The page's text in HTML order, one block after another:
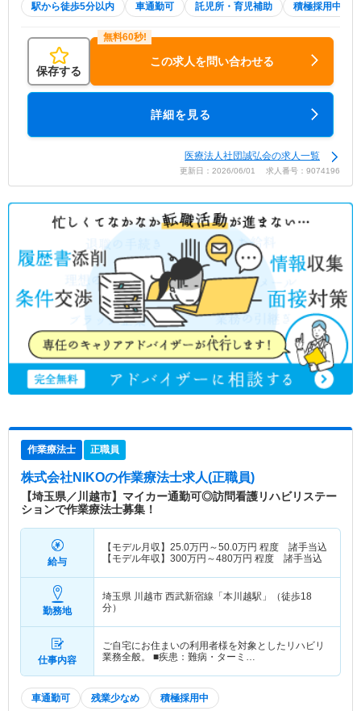
駅から徒歩5分以内 車通勤可 託児所・育児補助 積極採用中
保存する
この求人を問い合わせる
詳細を見る
医療法人社団誠弘会の求人一覧
更新日：2026/06/01 求人番号：9074196
作業療法士 正職員
株式会社NIKOの作業療法士求人(正職員)
【埼玉県／川越市】マイカー通勤可◎訪問看護リハビリステー
ションで作業療法士募集！
給与
【モデル月収】 25.0万円～50.0万円 程度 諸手当込
【モデル年収】 300万円～480万円 程度 諸手当込
勤務地
埼玉県 川越市 西武新宿線「本川越駅」（徒歩18
分）
仕事内容
ご自宅にお住まいの利用者様を対象としたリハビリ
業務全般。 ■疾患：難病・ターミ…
車通勤可 残業少なめ 積極採用中